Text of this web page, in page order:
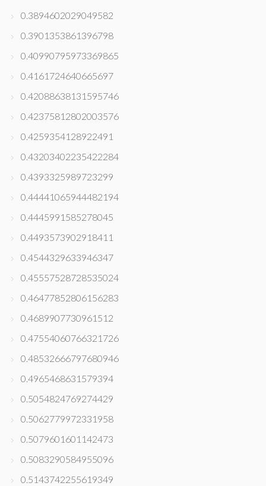
0.3894602029049582
0.3901353861396798
0.40990795973369865
0.4161724640665697
0.42088638131595746
0.42375812802003576
0.4259354128922491
0.43203402235422284
0.4393325989723299
0.44441065944482194
0.4445991585278045
0.4493573902918411
0.4544329633946347
0.45557528728535024
0.46477852806156283
0.4689907730961512
0.47554060766321726
0.48532666797680946
0.4965468631579394
0.5054824769274429
0.5062779972331958
0.5079601601142473
0.5083290584955096
0.5143742255619349